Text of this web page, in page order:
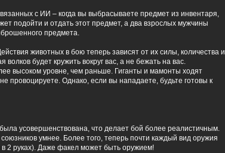
с ИИ – когда вы выбрасываете предмет из инвентаря,
подойти и отдать этот предмет, а два взрослых мужчины
предмета.
животных в бою теперь зависят от их силы, количества и
будет кружить вокруг вас, а не бежать на вас.
высоком уровне, чем раньше. Гиганты и мамонты ходят
провоцируете. Однако, если вы нападаете, будьте готовы к
усовершенствована, что делает бой более реалистичным.
умнее. Более того, теперь почти каждый вид оружия
2 руках). Даже факел может быть оружием!